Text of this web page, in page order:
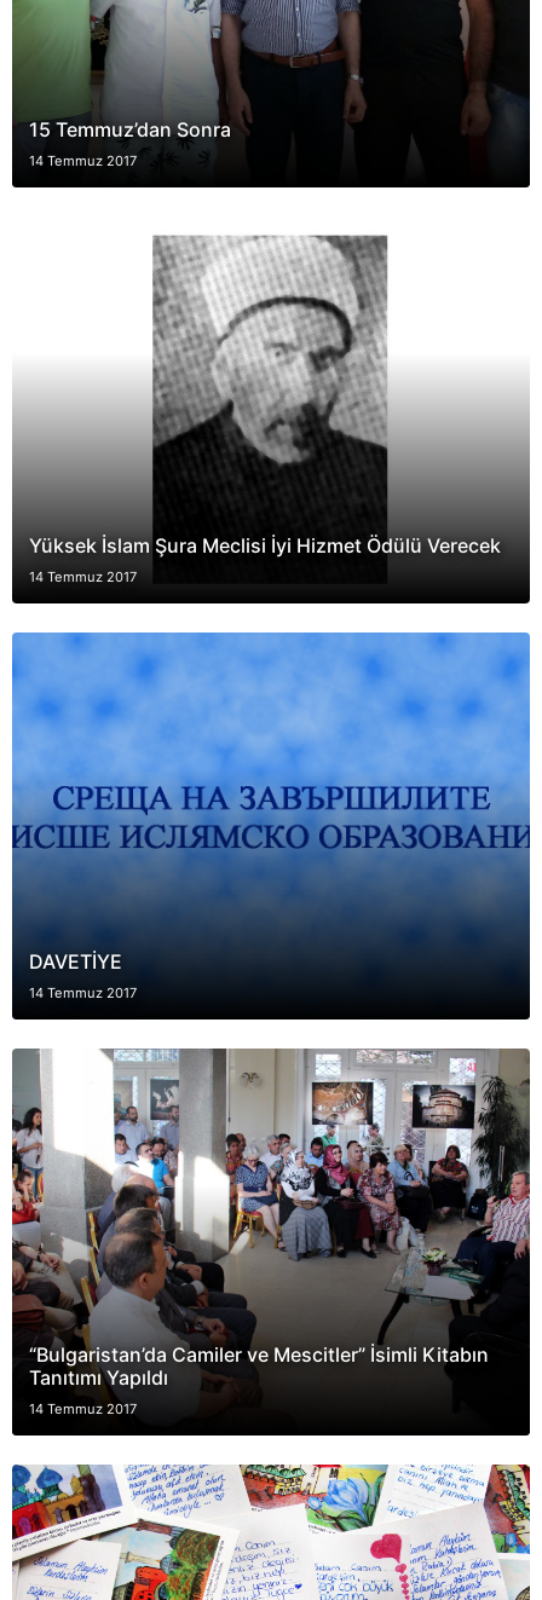
15 Temmuz’dan Sonra
14 Temmuz 2017
Yüksek İslam Şura Meclisi İyi Hizmet Ödülü Verecek
14 Temmuz 2017
DAVETİYE
14 Temmuz 2017
“Bulgaristan’da Camiler ve Mescitler” İsimli Kitabın
Tanıtımı Yapıldı
14 Temmuz 2017